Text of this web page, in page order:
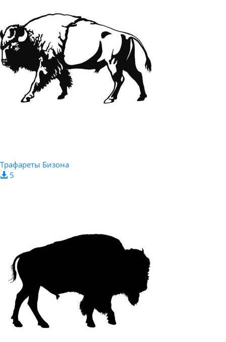
Трафареты Бизона
5